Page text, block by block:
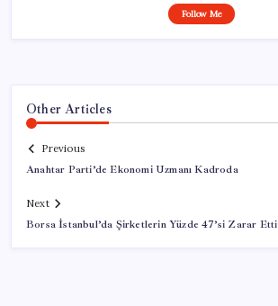
Follow Me
Other Articles
Previous
Anahtar Parti’de Ekonomi Uzmanı Kadroda
Next
Borsa İstanbul’da Şirketlerin Yüzde 47’si Zarar Etti